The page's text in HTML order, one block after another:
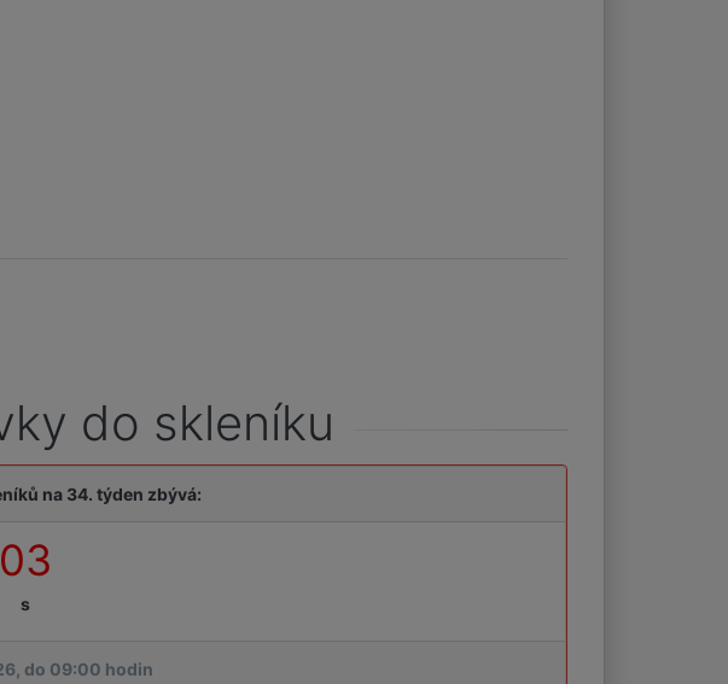
do skleníku
na 34. týden zbývá:
02
s
do 09:00 hodin